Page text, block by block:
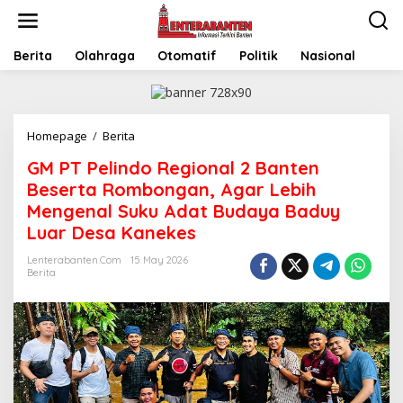
Berita Olahraga Otomatif Politik Nasional
Homepage / Berita
Pelindo
Regional
2
Banten
Beserta
Agar
Suku
Adat
Budaya
Baduy
Luar
Desa
GM PT Pelindo Regional 2 Banten
Beserta Rombongan, Agar Lebih
Mengenal Suku Adat Budaya Baduy
Luar Desa Kanekes
Lenterabanten.com
15 May 2026
Berita